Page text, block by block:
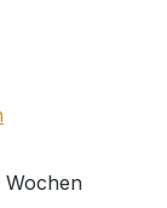
Wochen